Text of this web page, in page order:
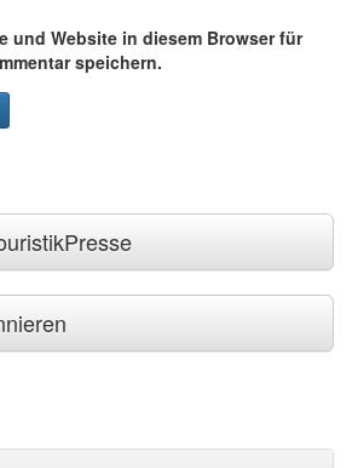
und Website in diesem Browser für
speichern.